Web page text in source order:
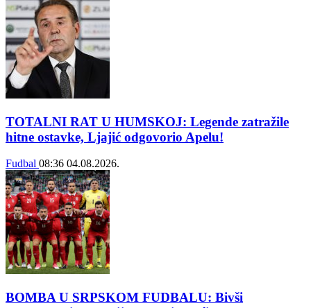
TOTALNI RAT U HUMSKOJ: Legende zatražile
hitne ostavke, Ljajić odgovorio Apelu!
Fudbal 08:36 04.08.2026.
BOMBA U SRPSKOM FUDBALU: Bivši